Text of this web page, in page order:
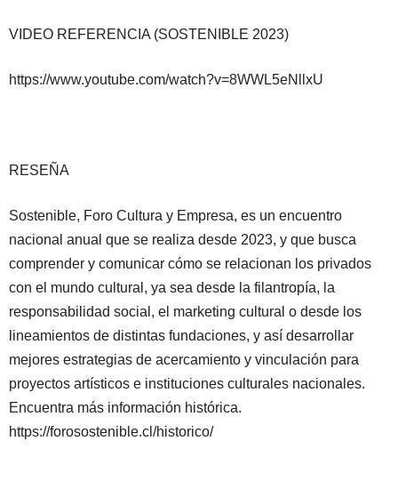
VIDEO REFERENCIA (SOSTENIBLE 2023)
https://www.youtube.com/watch?v=8WWL5eNllxU
RESEÑA
Sostenible, Foro Cultura y Empresa, es un encuentro
nacional anual que se realiza desde 2023, y que busca
comprender y comunicar cómo se relacionan los privados
con el mundo cultural, ya sea desde la filantropía, la
responsabilidad social, el marketing cultural o desde los
lineamientos de distintas fundaciones, y así desarrollar
mejores estrategias de acercamiento y vinculación para
proyectos artísticos e instituciones culturales nacionales.
Encuentra más información histórica.
https://forosostenible.cl/historico/